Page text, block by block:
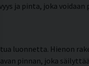
ja pinta, joka voidaan
luonnetta. Hienon
pinnan, joka